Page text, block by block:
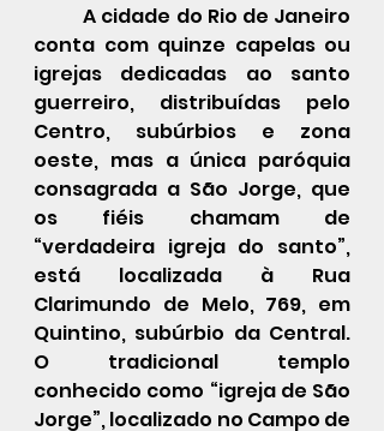
	A cidade do Rio de Janeiro
conta com quinze capelas ou
igrejas dedicadas ao santo
guerreiro, distribuídas pelo
Centro, subúrbios e zona
oeste, mas a única paróquia
consagrada a São Jorge, que
os fiéis chamam de
“verdadeira igreja do santo”,
está localizada à Rua
Clarimundo de Melo, 769, em
Quintino, subúrbio da Central.
O tradicional templo
conhecido como “igreja de São
Jorge”, localizado no Campo de